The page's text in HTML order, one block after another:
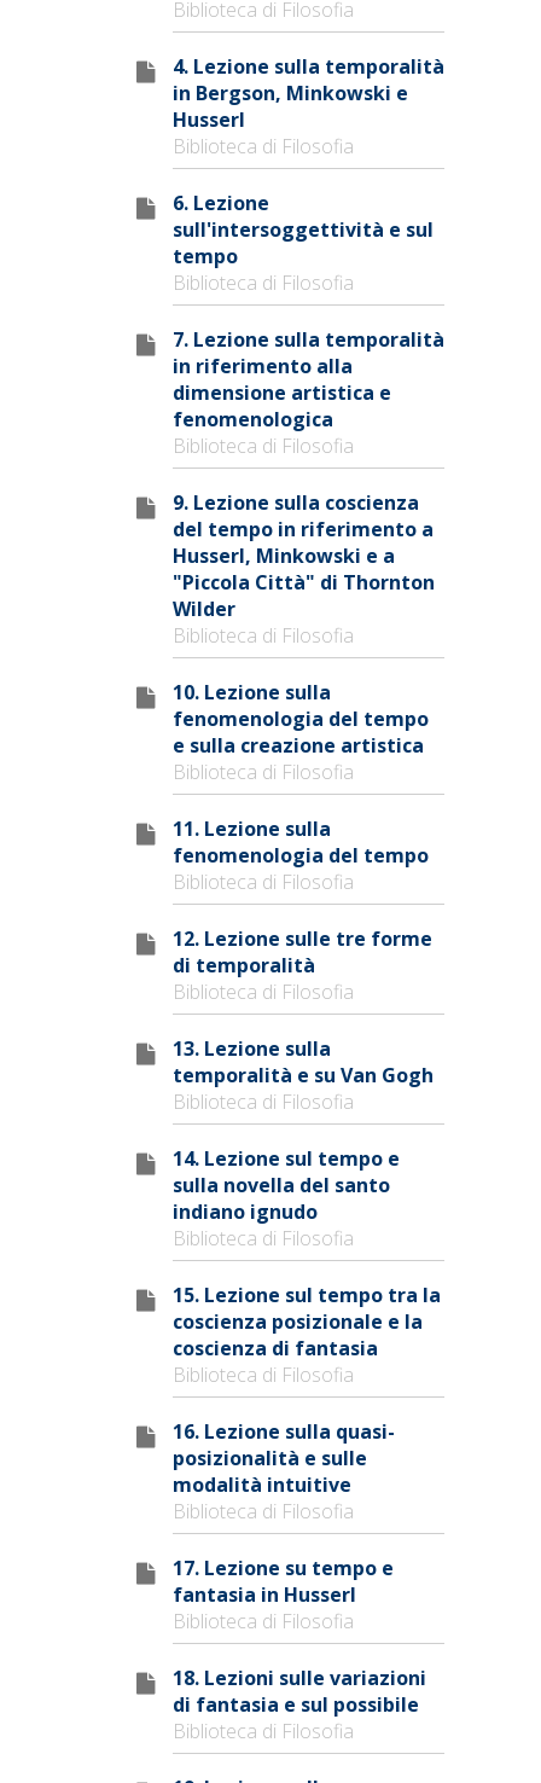
Biblioteca di Filosofia
4. Lezione sulla temporalità
in Bergson, Minkowski e
Husserl
Biblioteca di Filosofia
6. Lezione
sull'intersoggettività e sul
tempo
Biblioteca di Filosofia
7. Lezione sulla temporalità
in riferimento alla
dimensione artistica e
fenomenologica
Biblioteca di Filosofia
9. Lezione sulla coscienza
del tempo in riferimento a
Husserl, Minkowski e a
"Piccola Città" di Thornton
Wilder
Biblioteca di Filosofia
10. Lezione sulla
fenomenologia del tempo
e sulla creazione artistica
Biblioteca di Filosofia
11. Lezione sulla
fenomenologia del tempo
Biblioteca di Filosofia
12. Lezione sulle tre forme
di temporalità
Biblioteca di Filosofia
13. Lezione sulla
temporalità e su Van Gogh
Biblioteca di Filosofia
14. Lezione sul tempo e
sulla novella del santo
indiano ignudo
Biblioteca di Filosofia
15. Lezione sul tempo tra la
coscienza posizionale e la
coscienza di fantasia
Biblioteca di Filosofia
16. Lezione sulla quasi-
posizionalità e sulle
modalità intuitive
Biblioteca di Filosofia
17. Lezione su tempo e
fantasia in Husserl
Biblioteca di Filosofia
18. Lezioni sulle variazioni
di fantasia e sul possibile
Biblioteca di Filosofia